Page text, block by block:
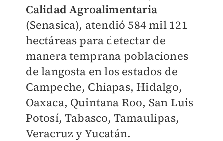
Calidad Agroalimentaria
(Senasica), atendió 584 mil 121
hectáreas para detectar de
manera temprana poblaciones
de langosta en los estados de
Campeche, Chiapas, Hidalgo,
Oaxaca, Quintana Roo, San Luis
Potosí, Tabasco, Tamaulipas,
Veracruz y Yucatán.